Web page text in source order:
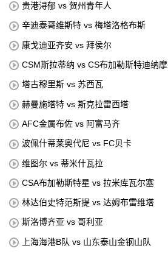
贵港浔郁 vs 贺州青年人
辛迪泰哥维斯特 vs 梅塔洛格布斯
康戈迪亚齐安 vs 拜侯尔
CSM斯拉蒂纳 vs CS布加勒斯特迪纳摩
塔古穆里斯 vs 苏西瓦
赫曼施塔特 vs 斯克拉雷西塔
AFC金属布佐 vs 阿富马齐
波佩什蒂莱奥代尼 vs FC贝卡
维图尔 vs 蒂米什瓦拉
CSA布加勒斯特星 vs 拉米库瓦尔塞
林达伯史特范斯提 vs 达姆布雷维塔
斯洛博齐亚 vs 哥利亚
上海海港B队 vs 山东泰山金钢山队